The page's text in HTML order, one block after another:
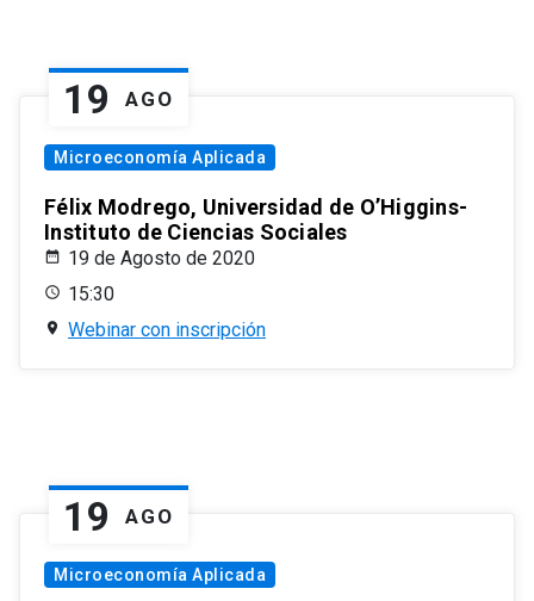
19 AGO
Microeconomía Aplicada
Félix Modrego, Universidad de O’Higgins-
Instituto de Ciencias Sociales
19 de Agosto de 2020
15:30
Webinar con inscripción
19 AGO
Microeconomía Aplicada